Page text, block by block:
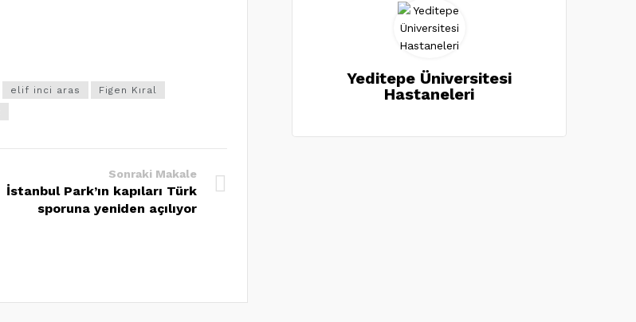
elif inci aras
Figen Kıral
Sonraki Makale
İstanbul Park’ın kapıları Türk
sporuna yeniden açılıyor
Yeditepe Üniversitesi
Hastaneleri